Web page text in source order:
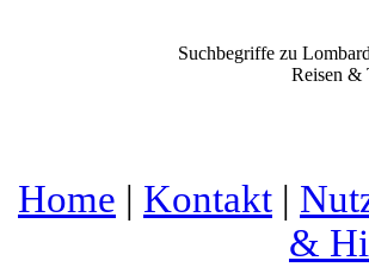
Suchbegriffe zu
Reisen &
Home | Kontakt |
&